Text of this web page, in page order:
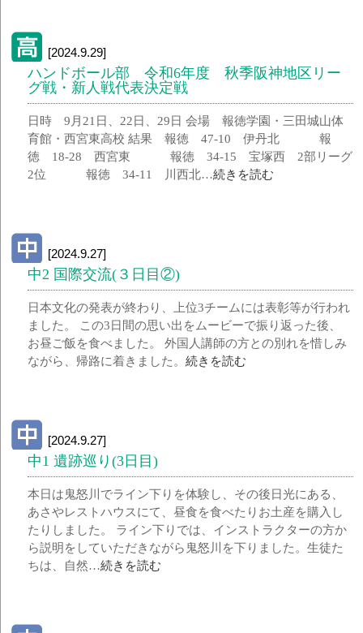
[2024.9.29]
ハンドボール部 令和6年度 秋季阪神地区リー
グ戦・新人戦代表決定戦
日時 9月21日、22日、29日 会場 報徳学園・三田城山体
育館・西宮東高校 結果 報徳 47-10 伊丹北 報
徳 18-28 西宮東 報徳 34-15 宝塚西 2部リーグ
2位 報徳 34-11 川西北…続きを読む
[2024.9.27]
中2 国際交流(３日目②)
日本文化の発表が終わり、上位3チームには表彰等が行われ
ました。 この3日間の思い出をムービーで振り返った後、
お昼ご飯を食べました。 外国人講師の方との別れを惜しみ
ながら、帰路に着きました。続きを読む
[2024.9.27]
中1 遺跡巡り(3日目)
本日は鬼怒川でライン下りを体験し、その後日光にある、
あさやレストハウスにて、昼食を食べたりお土産を購入し
たりしました。 ライン下りでは、インストラクターの方か
ら説明をしていただきながら鬼怒川を下りました。生徒た
ちは、自然…続きを読む